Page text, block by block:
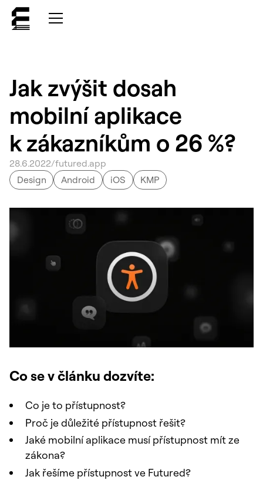
Jak zvýšit dosah
mobilní aplikace
k zákazníkům o 26 %?
28.6.2022/futured.app
Design
Android iOS KMP
Co se v článku dozvíte:
Co je to přístupnost?
Proč je důležité přístupnost řešit?
Jaké mobilní aplikace musí přístupnost mít ze
zákona?
Jak řešíme přístupnost ve Futured?